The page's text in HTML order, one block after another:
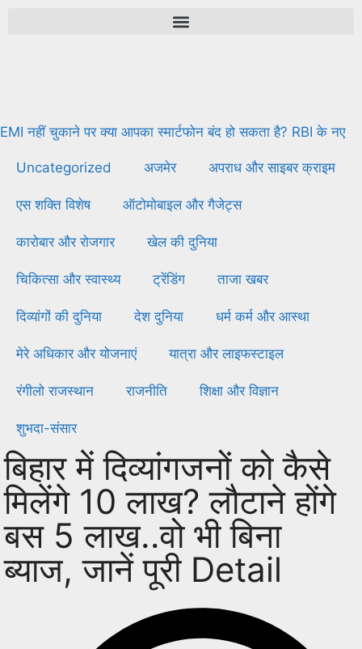
EMI नहीं चुकाने पर क्या आपका स्मार्टफोन बंद हो सकता है? RBI के नए
नियमों से समझिए फोन लॉक और उपभोक्ता के अधिकार
भारत में दिव्यांगजनों के अधिकार और स्थिति: 2.68 करोड़ की आबादी से
Uncategorized अजमेर अपराध और साइबर क्राइम
एस शक्ति विशेष ऑटोमोबाइल और गैजेट्स
कारोबार और रोजगार खेल की दुनिया
चिकित्सा और स्वास्थ्य ट्रेंडिंग ताजा खबर
दिव्यांगों की दुनिया देश दुनिया धर्म कर्म और आस्था
मेरे अधिकार और योजनाएं यात्रा और लाइफस्टाइल
रंगीलो राजस्थान राजनीति शिक्षा और विज्ञान
शुभदा-संसार
बिहार में दिव्यांगजनों को कैसे
मिलेंगे 10 लाख? लौटाने होंगे
बस 5 लाख..वो भी बिना
ब्याज, जानें पूरी Detail